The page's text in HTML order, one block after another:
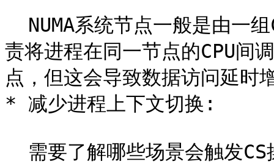
责将进程在同一节点的CPU间
点，但这会导致数据访问延时
* 减少进程上下文切换: